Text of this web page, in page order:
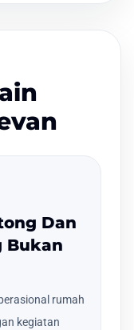
Dan
Bukan
rumah
kegiatan